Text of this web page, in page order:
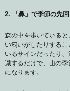
2. 「鼻」で季節の先
森の中を歩いている
い匂いがしたりする
いるサインだったり
識するだけで、山の
になります。